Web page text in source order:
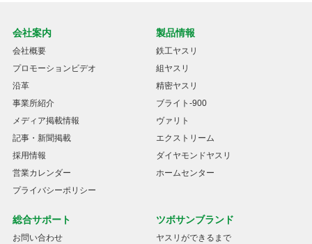
会社案内
会社概要
プロモーションビデオ
沿革
事業所紹介
メディア掲載情報
記事・新聞掲載
採用情報
営業カレンダー
プライバシーポリシー
製品情報
鉄工ヤスリ
組ヤスリ
精密ヤスリ
ブライト-900
ヴァリト
エクストリーム
ダイヤモンドヤスリ
ホームセンター
総合サポート
お問い合わせ
ツボサンブランド
ヤスリができるまで